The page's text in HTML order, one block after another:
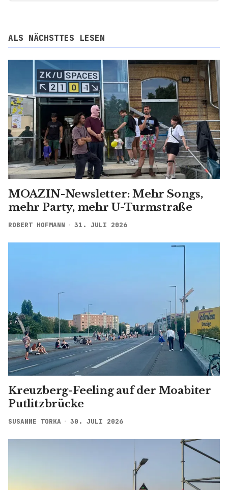
ALS NÄCHSTTES LESEN
MOAZIN-Newsletter: Mehr Songs,
mehr Party, mehr U-Turmstraße
ROBERT HOFMANN 31. JULI 2026
Kreuzberg-Feeling auf der Moabiter
Putlitzbrücke
SUSANNE TORKA 30. JULI 2026